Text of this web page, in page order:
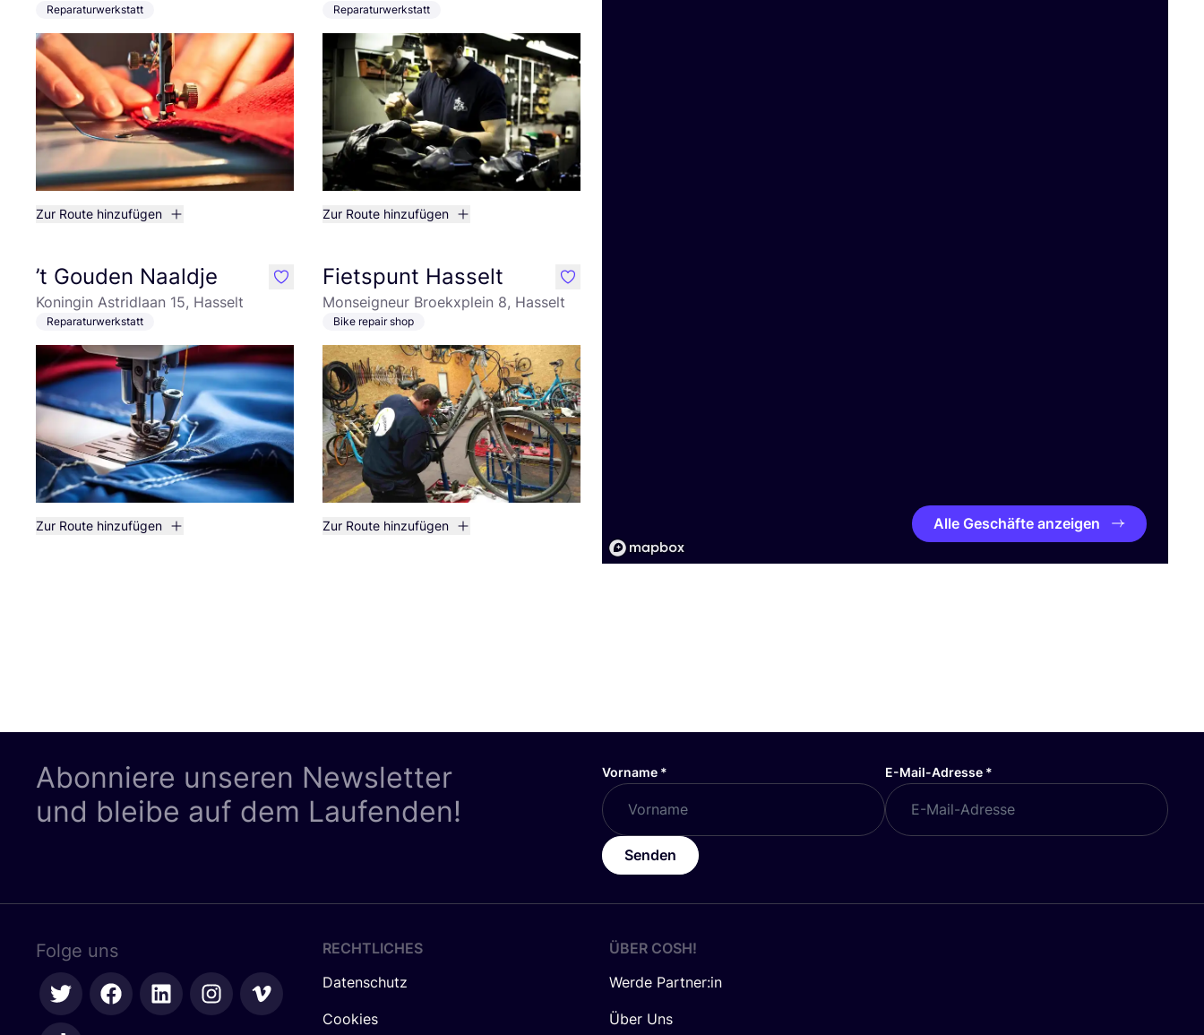
Reparaturwerkstatt
Zur Route hinzufügen
Reparaturwerkstatt
Zur Route hinzufügen
’t Gouden Naaldje
Koningin Astridlaan 15, Hasselt
Reparaturwerkstatt
Zur Route hinzufügen
like Fietspunt Hasselt
Monseigneur Broekxplein 8, Hasselt
Bike repair shop
Zur Route hinzufügen
like
Alle Geschäfte anzeigen
Abonniere unseren Newsletter
und bleibe auf dem Laufenden!
Vorname * E-Mail-Adresse *
Senden
Folge uns
RECHTLICHES
Datenschutz
Cookies
ÜBER COSH!
Werde Partner:in
Über Uns